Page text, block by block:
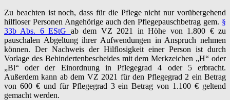
Zu beachten ist noch, dass für die Pflege nicht nur vorübergehend
hilfloser Personen Angehörige auch den Pflegepauschbetrag gem. §
33b Abs. 6 EStG ab dem VZ 2021 in Höhe von 1.800 € zu
pauschalen Abgeltung ihrer Aufwendungen in Anspruch nehmen
können. Der Nachweis der Hilflosigkeit einer Person ist durch
Vorlage des Behindertenbescheides mit dem Merkzeichen „H“ oder
„Bl“ oder der Einordnung in Pflegegrad 4 oder 5 erbracht.
Außerdem kann ab dem VZ 2021 für den Pflegegrad 2 ein Betrag
von 600 € und für Pflegegrad 3 ein Betrag von 1.100 € geltend
gemacht werden.